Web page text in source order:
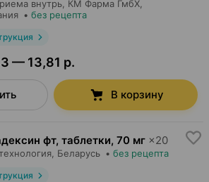
внутрь, КМ Фарма ГмбХ
• без рецепта
— 13,81 р.
В корзину
фт, таблетки, 70 мг ×20
, Беларусь • без рецепта